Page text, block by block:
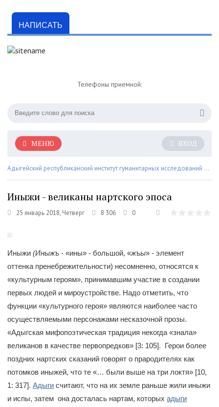
НАПИСАТЬ
Телефоны приемной:
ВХОД
МЕНЮ
Адыгейский республиканский институт гуманитарных исследований им. Т.М. Керашева
Иныжи - великаны нартского эпоса
25 январь 2018, Четверг 8 306 0
Иныжи (Иныжъ - «ины» - большой, «жъы» - элемент
оттенка пренебрежительности) несомненно, относятся к
«культурным героям», принимавшим участие в создании
первых людей и мироустройстве. Надо отметить, что
функции «культурного героя» являются наиболее часто
осуществляемыми персонажами несказочной прозы.
«Адыгская мифопоэтическая традиция некогда «знала»
великанов в качестве первопредков» [3: 105]. Герои более
поздних нартских сказаний говорят о прародителях как
потомков иныжей, что те «… были выше на три локтя» [10,
1: 317]. Адыги считают, что на их земле раньше жили иныжи
и испы, затем она досталась нартам, которых адыги